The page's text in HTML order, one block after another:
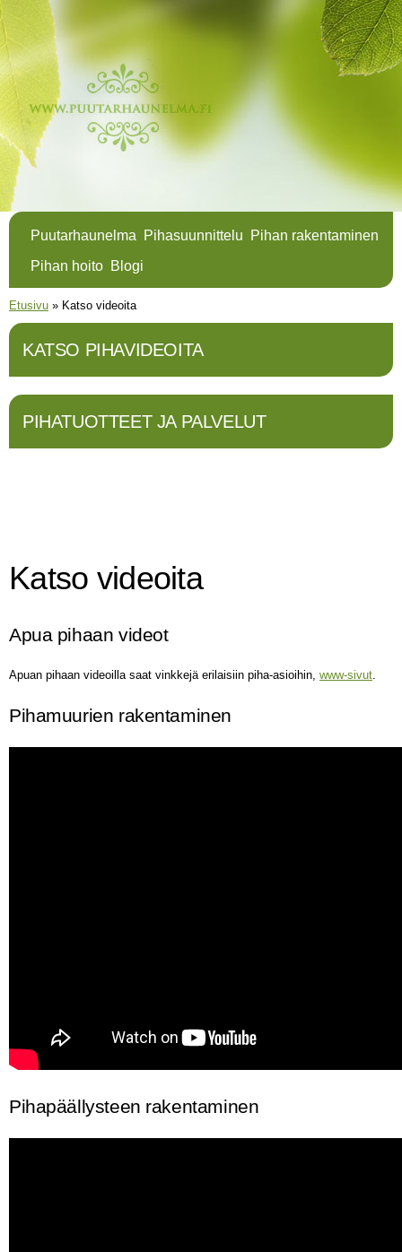
Puutarhaunelma Pihasuunnittelu
Pihan rakentaminen
Pihan hoito Blogi
Olet täällä
Etusivu » Katso videoita
KATSO PIHAVIDEOITA
PIHATUOTTEET JA PALVELUT
Katso videoita
Apua pihaan videot
Apuan pihaan videoilla saat vinkkejä erilaisiin piha-asioihin, www-sivut.
Pihamuurien rakentaminen
Pihapäällysteen rakentaminen